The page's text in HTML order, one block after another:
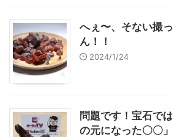
へぇ〜、そない撮
ん！！
2024/1/24
問題です！宝石で
の元になった〇〇